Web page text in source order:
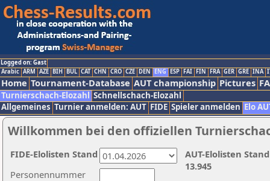
Logged on: Gast
Arabic ARM AZE BIH BUL CAT CHN CRO CZE DEN ENG ESP FAI FIN FRA GER GRE INA
Home Tournament-Database AUT championship Pictures
Turnierschach-Elozahl Schnellschach-Elozahl
Allgemeines Turnier anmelden: AUT FIDE Spieler anmelden Elo
Willkommen bei den offiziellen
Personennummer
AUT-Elolisten
13.945
FIDE-Elolisten Stand